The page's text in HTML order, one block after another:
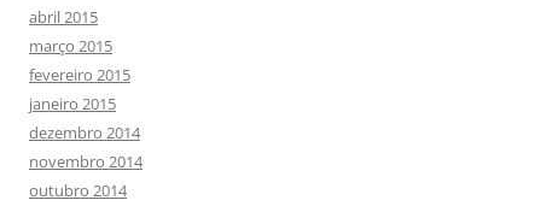
abril 2015
março 2015
fevereiro 2015
janeiro 2015
dezembro 2014
novembro 2014
outubro 2014